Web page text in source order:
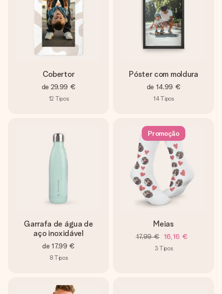
Cobertor
de 29,99 €
12 Tipos
Póster com moldura
de 14,99 €
14Tipos
Garrafa de água de
aço inoxidável
de 17,99 €
8 Tipos
Promoção
Meias
17,99 € 16,16 €
3 Tipos